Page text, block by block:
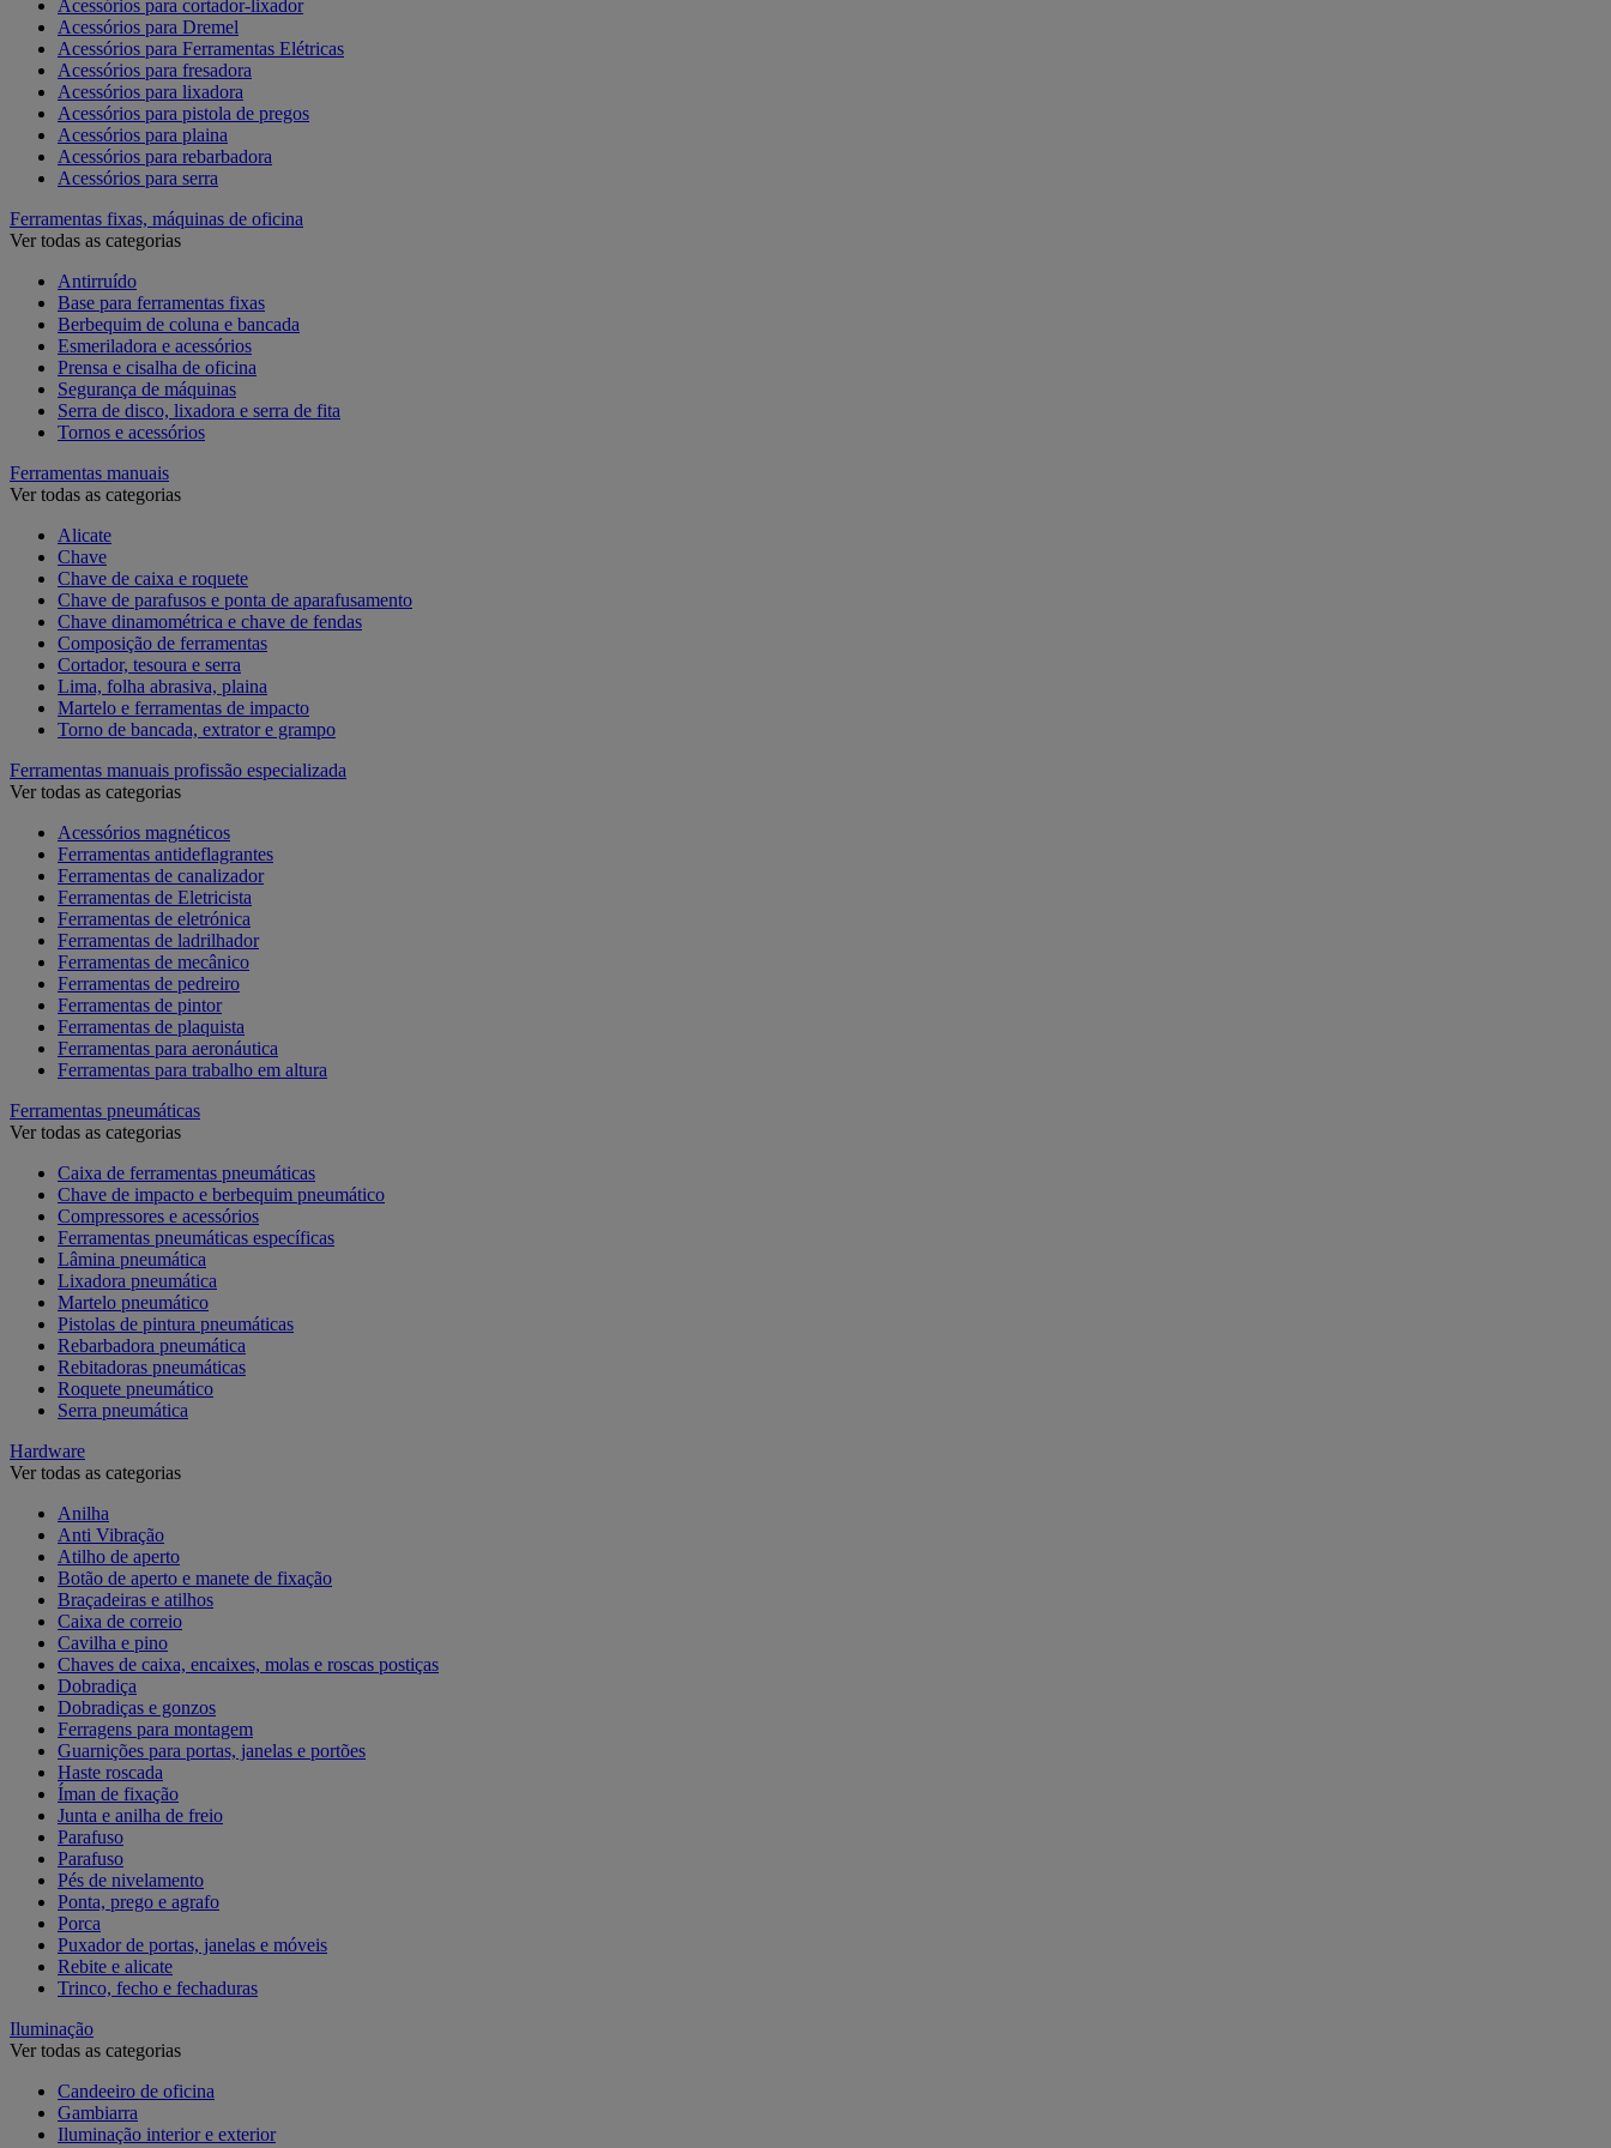
Acessórios para cortador-lixador
Acessórios para Dremel
Acessórios para Ferramentas Elétricas
Acessórios para fresadora
Acessórios para lixadora
Acessórios para pistola de pregos
Acessórios para plaina
Acessórios para rebarbadora
Acessórios para serra
Ferramentas fixas, máquinas de oficina
Ver todas as categorias
Antirruído
Base para ferramentas fixas
Berbequim de coluna e bancada
Esmeriladora e acessórios
Prensa e cisalha de oficina
Segurança de máquinas
Serra de disco, lixadora e serra de fita
Tornos e acessórios
Ferramentas manuais
Ver todas as categorias
Alicate
Chave
Chave de caixa e roquete
Chave de parafusos e ponta de aparafusamento
Chave dinamométrica e chave de fendas
Composição de ferramentas
Cortador, tesoura e serra
Lima, folha abrasiva, plaina
Martelo e ferramentas de impacto
Torno de bancada, extrator e grampo
Ferramentas manuais profissão especializada
Ver todas as categorias
Acessórios magnéticos
Ferramentas antideflagrantes
Ferramentas de canalizador
Ferramentas de Eletricista
Ferramentas de eletrónica
Ferramentas de ladrilhador
Ferramentas de mecânico
Ferramentas de pedreiro
Ferramentas de pintor
Ferramentas de plaquista
Ferramentas para aeronáutica
Ferramentas para trabalho em altura
Ferramentas pneumáticas
Ver todas as categorias
Caixa de ferramentas pneumáticas
Chave de impacto e berbequim pneumático
Compressores e acessórios
Ferramentas pneumáticas específicas
Lâmina pneumática
Lixadora pneumática
Martelo pneumático
Pistolas de pintura pneumáticas
Rebarbadora pneumática
Rebitadoras pneumáticas
Roquete pneumático
Serra pneumática
Hardware
Ver todas as categorias
Anilha
Anti Vibração
Atilho de aperto
Botão de aperto e manete de fixação
Braçadeiras e atilhos
Caixa de correio
Cavilha e pino
Chaves de caixa, encaixes, molas e roscas postiças
Dobradiça
Dobradiças e gonzos
Ferragens para montagem
Guarnições para portas, janelas e portões
Haste roscada
Íman de fixação
Junta e anilha de freio
Parafuso
Parafuso
Pés de nivelamento
Ponta, prego e agrafo
Porca
Puxador de portas, janelas e móveis
Rebite e alicate
Trinco, fecho e fechaduras
Iluminação
Ver todas as categorias
Candeeiro de oficina
Gambiarra
Iluminação interior e exterior